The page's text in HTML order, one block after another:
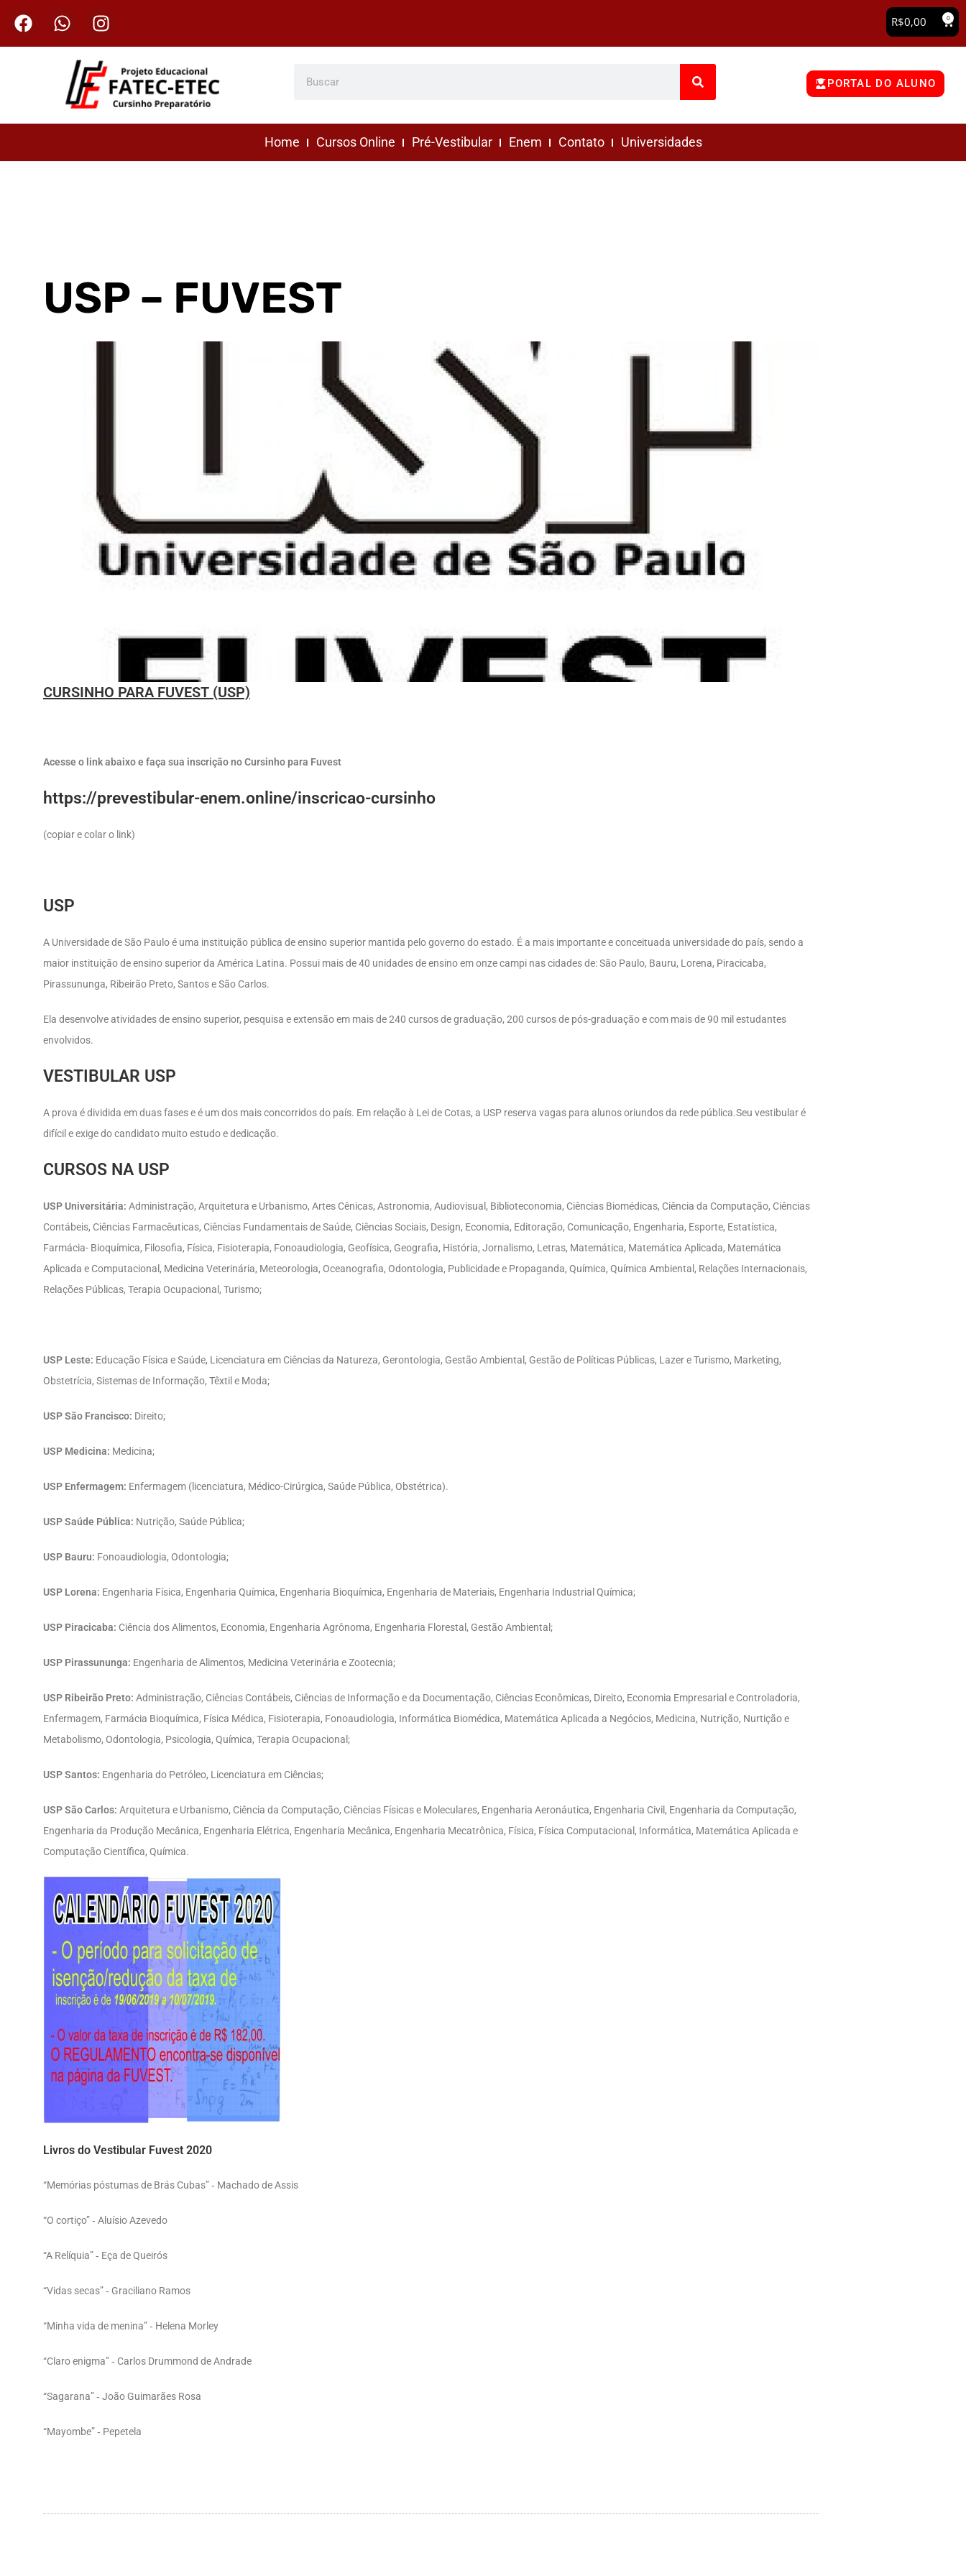
R$0,00 0
PORTAL DO ALUNO
Home Cursos Online Pré-Vestibular Enem Contato Universidades
USP – FUVEST
CURSINHO PARA FUVEST (USP)
Acesse o link abaixo e faça sua inscrição no Cursinho para Fuvest
https://prevestibular-enem.online/inscricao-cursinho
(copiar e colar o link)
USP
A Universidade de São Paulo é uma instituição pública de ensino superior mantida pelo governo do estado. É a mais importante e conceituada universidade do país, sendo a
maior instituição de ensino superior da América Latina. Possui mais de 40 unidades de ensino em onze campi nas cidades de: São Paulo, Bauru, Lorena, Piracicaba,
Pirassununga, Ribeirão Preto, Santos e São Carlos.
Ela desenvolve atividades de ensino superior, pesquisa e extensão em mais de 240 cursos de graduação, 200 cursos de pós-graduação e com mais de 90 mil estudantes
envolvidos.
VESTIBULAR USP
A prova é dividida em duas fases e é um dos mais concorridos do país. Em relação à Lei de Cotas, a USP reserva vagas para alunos oriundos da rede pública.Seu vestibular é
difícil e exige do candidato muito estudo e dedicação.
CURSOS NA USP
USP Universitária: Administração, Arquitetura e Urbanismo, Artes Cênicas, Astronomia, Audiovisual, Biblioteconomia, Ciências Biomédicas, Ciência da Computação, Ciências
Contábeis, Ciências Farmacêuticas, Ciências Fundamentais de Saúde, Ciências Sociais, Design, Economia, Editoração, Comunicação, Engenharia, Esporte, Estatística,
Farmácia- Bioquímica, Filosofia, Física, Fisioterapia, Fonoaudiologia, Geofísica, Geografia, História, Jornalismo, Letras, Matemática, Matemática Aplicada, Matemática
Aplicada e Computacional, Medicina Veterinária, Meteorologia, Oceanografia, Odontologia, Publicidade e Propaganda, Química, Química Ambiental, Relações Internacionais,
Relações Públicas, Terapia Ocupacional, Turismo;
USP Leste: Educação Física e Saúde, Licenciatura em Ciências da Natureza, Gerontologia, Gestão Ambiental, Gestão de Políticas Públicas, Lazer e Turismo, Marketing,
Obstetrícia, Sistemas de Informação, Têxtil e Moda;
USP São Francisco: Direito;
USP Medicina: Medicina;
USP Enfermagem: Enfermagem (licenciatura, Médico-Cirúrgica, Saúde Pública, Obstétrica).
USP Saúde Pública: Nutrição, Saúde Pública;
USP Bauru: Fonoaudiologia, Odontologia;
USP Lorena: Engenharia Física, Engenharia Química, Engenharia Bioquímica, Engenharia de Materiais, Engenharia Industrial Química;
USP Piracicaba: Ciência dos Alimentos, Economia, Engenharia Agrônoma, Engenharia Florestal, Gestão Ambiental;
USP Pirassununga: Engenharia de Alimentos, Medicina Veterinária e Zootecnia;
USP Ribeirão Preto: Administração, Ciências Contábeis, Ciências de Informação e da Documentação, Ciências Econômicas, Direito, Economia Empresarial e Controladoria,
Enfermagem, Farmácia Bioquímica, Física Médica, Fisioterapia, Fonoaudiologia, Informática Biomédica, Matemática Aplicada a Negócios, Medicina, Nutrição, Nurtição e
Metabolismo, Odontologia, Psicologia, Química, Terapia Ocupacional;
USP Santos: Engenharia do Petróleo, Licenciatura em Ciências;
USP São Carlos: Arquitetura e Urbanismo, Ciência da Computação, Ciências Físicas e Moleculares, Engenharia Aeronáutica, Engenharia Civil, Engenharia da Computação,
Engenharia da Produção Mecânica, Engenharia Elétrica, Engenharia Mecânica, Engenharia Mecatrônica, Física, Física Computacional, Informática, Matemática Aplicada e
Computação Científica, Química.
Livros do Vestibular Fuvest 2020
“Memórias póstumas de Brás Cubas” ‐ Machado de Assis
“O cortiço” ‐ Aluísio Azevedo
“A Relíquia” ‐ Eça de Queirós
“Vidas secas” ‐ Graciliano Ramos
“Minha vida de menina” ‐ Helena Morley
“Claro enigma” ‐ Carlos Drummond de Andrade
“Sagarana” ‐ João Guimarães Rosa
“Mayombe” ‐ Pepetela